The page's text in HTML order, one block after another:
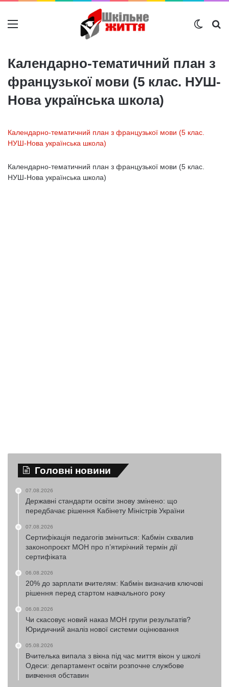
Меню
Календарно-тематичний план з
французької мови (5 клас. НУШ-
Нова українська школа)
Календарно-тематичний план з французької мови (5 клас.
НУШ-Нова українська школа)
Календарно-тематичний план з французької мови (5 клас.
НУШ-Нова українська школа)
Головні новини
07.08.2026
Державні стандарти освіти знову змінено: що
передбачає рішення Кабінету Міністрів України
07.08.2026
Сертифікація педагогів зміниться: Кабмін схвалив
законопроєкт МОН про п’ятирічний термін дії
сертифіката
06.08.2026
20% до зарплати вчителям: Кабмін визначив ключові
рішення перед стартом навчального року
06.08.2026
Чи скасовує новий наказ МОН групи результатів?
Юридичний аналіз нової системи оцінювання
05.08.2026
Вчителька випала з вікна під час миття вікон у школі
Одеси: департамент освіти розпочне службове
вивчення обставин